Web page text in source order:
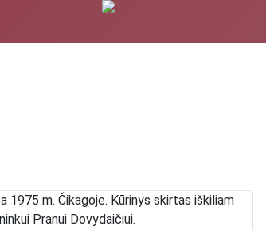
1975 m. Čikagoje. Kūrinys skirtas iškiliam
Pranui Dovydaičiui.